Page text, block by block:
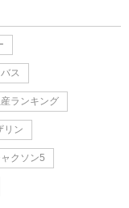
ス
ランキング
リン
クソン5